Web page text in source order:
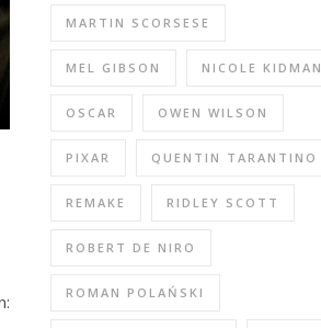
MARTIN SCORSESE
MEL GIBSON NICOLE KIDMAN
OSCAR OWEN WILSON
PIXAR QUENTIN TARANTINO
REMAKE RIDLEY SCOTT
ROBERT DE NIRO
ROMAN POLAŃSKI